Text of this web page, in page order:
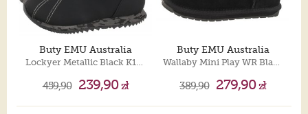
Buty EMU Australia
459,90 239,90zł
Buty EMU Australia
389,90 279,90zł